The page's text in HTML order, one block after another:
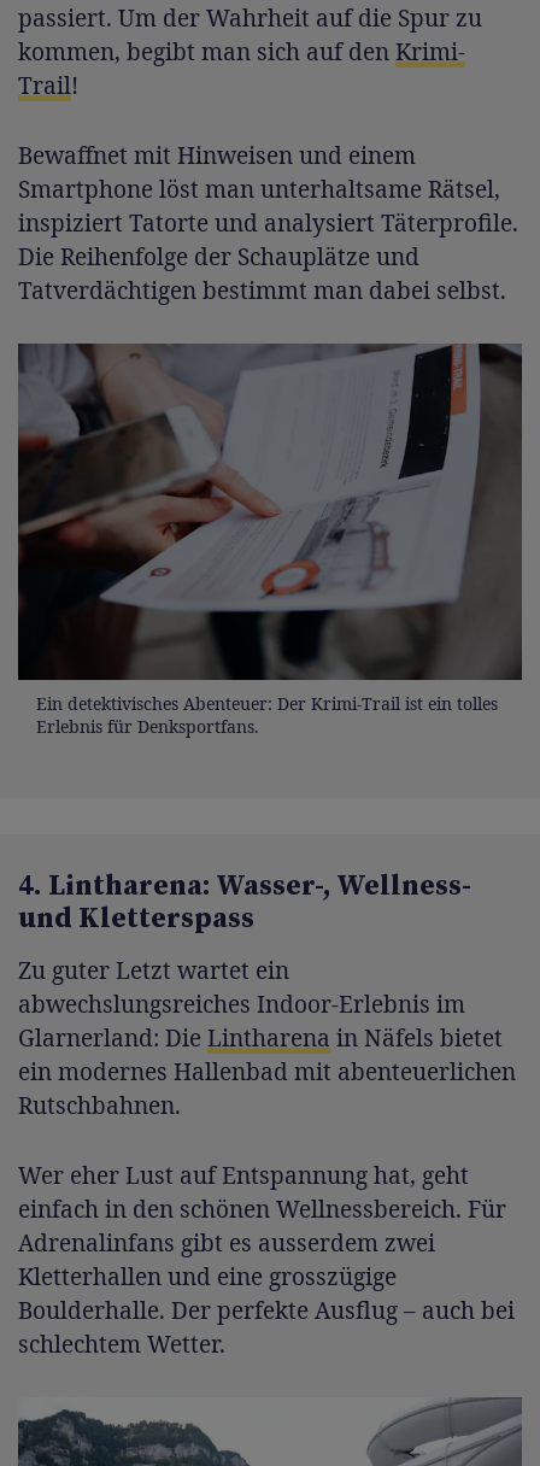
passiert. Um der Wahrheit auf die Spur zu
kommen, begibt man sich auf denKrimi-
Trail!
Bewaffnet mit Hinweisen und einem
Smartphone löst man unterhaltsame Rätsel,
inspiziert Tatorte und analysiert Täterprofile.
Die Reihenfolge der Schauplätze und
Tatverdächtigen bestimmt man dabei selbst.
Ein detektivisches Abenteuer: Der Krimi-Trail ist ein tolles
Erlebnis für Denksportfans.
4. Lintharena: Wasser-, Wellness-
und Kletterspass
Zu guter Letzt wartet ein
abwechslungsreiches Indoor-Erlebnis im
Glarnerland: Die Lintharena in Näfels bietet
ein modernes Hallenbad mit abenteuerlichen
Rutschbahnen.
Wer eher Lust auf Entspannung hat, geht
einfach in den schönen Wellnessbereich. Für
Adrenalinfans gibt es ausserdem zwei
Kletterhallen und eine grosszügige
Boulderhalle. Der perfekte Ausflug – auch bei
schlechtem Wetter.